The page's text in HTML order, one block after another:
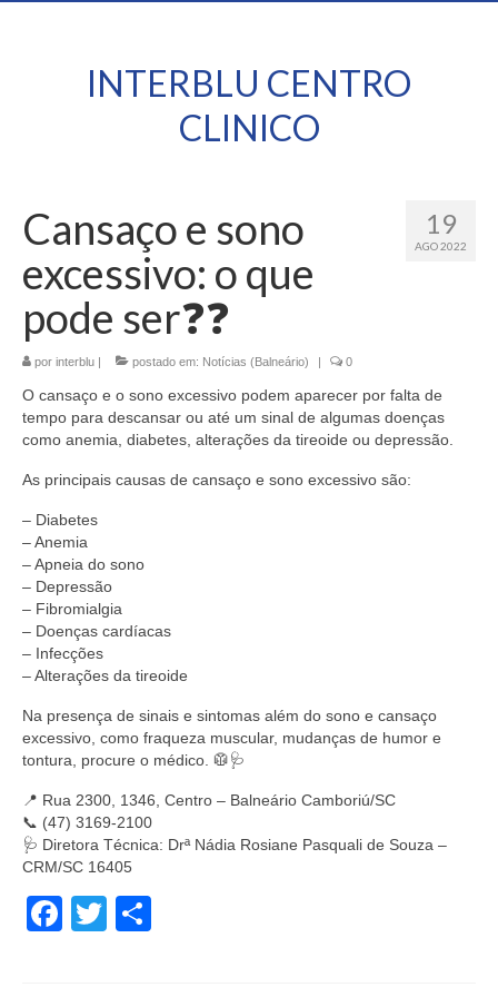
INTERBLU CENTRO
CLINICO
19
AGO 2022
Cansaço e sono
excessivo: o que
pode ser❓❓
por interblu | postado em: Notícias (Balneário) | 0
O cansaço e o sono excessivo podem aparecer por falta de
tempo para descansar ou até um sinal de algumas doenças
como anemia, diabetes, alterações da tireoide ou depressão.
As principais causas de cansaço e sono excessivo são:
– Diabetes
– Anemia
– Apneia do sono
– Depressão
– Fibromialgia
– Doenças cardíacas
– Infecções
– Alterações da tireoide
Na presença de sinais e sintomas além do sono e cansaço
excessivo, como fraqueza muscular, mudanças de humor e
tontura, procure o médico. 🥼🩺
📍 Rua 2300, 1346, Centro – Balneário Camboriú/SC
📞 (47) 3169-2100
🩺 Diretora Técnica: Drª Nádia Rosiane Pasquali de Souza –
CRM/SC 16405
Facebook
Twitter